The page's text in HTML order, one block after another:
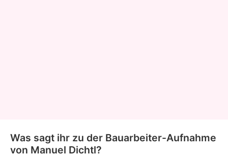
Was sagt ihr zu der Bauarbeiter-Aufnahme
von Manuel Dichtl?